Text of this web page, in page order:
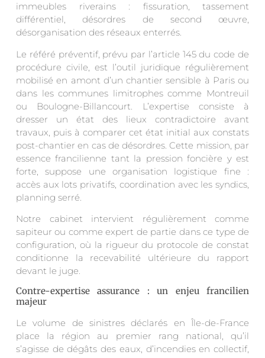
immeubles riverains : fissuration, tassement
différentiel, désordres de second œuvre,
désorganisation des réseaux enterrés.
Le référé préventif, prévu par l’article 145 du code de
procédure civile, est l’outil juridique régulièrement
mobilisé en amont d’un chantier sensible à Paris ou
dans les communes limitrophes comme Montreuil
ou Boulogne-Billancourt. L’expertise consiste à
dresser un état des lieux contradictoire avant
travaux, puis à comparer cet état initial aux constats
post-chantier en cas de désordres. Cette mission, par
essence francilienne tant la pression foncière y est
forte, suppose une organisation logistique fine :
accès aux lots privatifs, coordination avec les syndics,
planning serré.
Notre cabinet intervient régulièrement comme
sapiteur ou comme expert de partie dans ce type de
configuration, où la rigueur du protocole de constat
conditionne la recevabilité ultérieure du rapport
devant le juge.
Contre-expertise assurance : un enjeu francilien
majeur
Le volume de sinistres déclarés en Île-de-France
place la région au premier rang national, qu’il
s’agisse de dégâts des eaux, d’incendies en collectif,